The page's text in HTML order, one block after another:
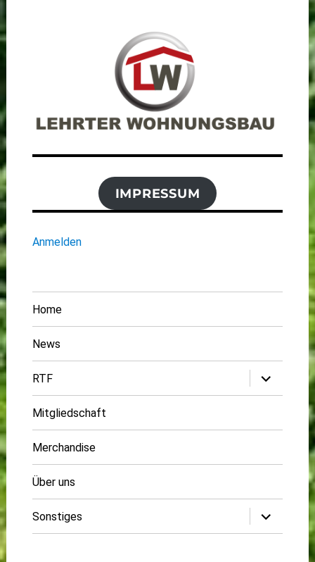
IMPRESSUM
Anmelden
Home
News
RTF
Untermenü
öffnen
Mitgliedschaft
Merchandise
Über uns
Sonstiges
Untermenü
öffnen